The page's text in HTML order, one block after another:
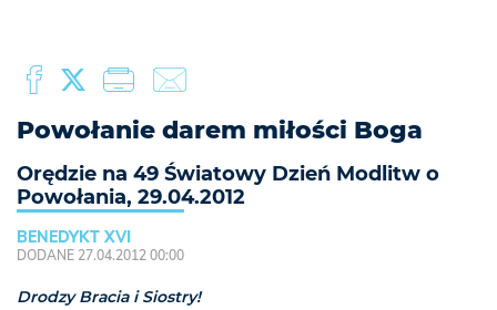
Powołanie darem miłości Boga
Orędzie na 49 Światowy Dzień Modlitw o
Powołania, 29.04.2012
BENEDYKT XVI
DODANE 27.04.2012 00:00
Drodzy Bracia i Siostry!